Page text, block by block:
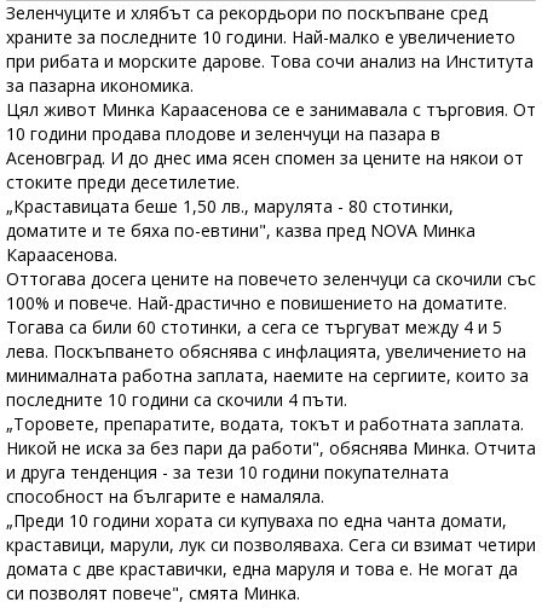
Зеленчуците и хлябът са рекордьори по поскъпване сред
храните за последните 10 години. Най-малко е увеличението
при рибата и морските дарове. Това сочи анализ на Института
за пазарна икономика.
Цял живот Минка Караасенова се е занимавала с търговия. От
10 години продава плодове и зеленчуци на пазара в
Асеновград. И до днес има ясен спомен за цените на някои от
стоките преди десетилетие.
„Краставицата беше 1,50 лв., марулята - 80 стотинки,
доматите и те бяха по-евтини", казва пред NOVA Минка
Караасенова.
Оттогава досега цените на повечето зеленчуци са скочили със
100% и повече. Най-драстично е повишението на доматите.
Тогава са били 60 стотинки, а сега се търгуват между 4 и 5
лева. Поскъпването обяснява с инфлацията, увеличението на
минималната работна заплата, наемите на сергиите, които за
последните 10 години са скочили 4 пъти.
„Торовете, препаратите, водата, токът и работната заплата.
Никой не иска за без пари да работи", обяснява Минка. Отчита
и друга тенденция - за тези 10 години покупателната
способност на българите е намаляла.
„Преди 10 години хората си купуваха по една чанта домати,
краставици, марули, лук си позволяваха. Сега си взимат четири
домата с две краставички, една маруля и това е. Не могат да
си позволят повече", смята Минка.